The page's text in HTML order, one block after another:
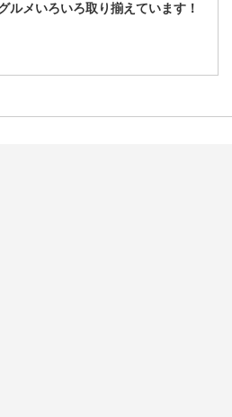
ルメいろいろ取り揃えています！